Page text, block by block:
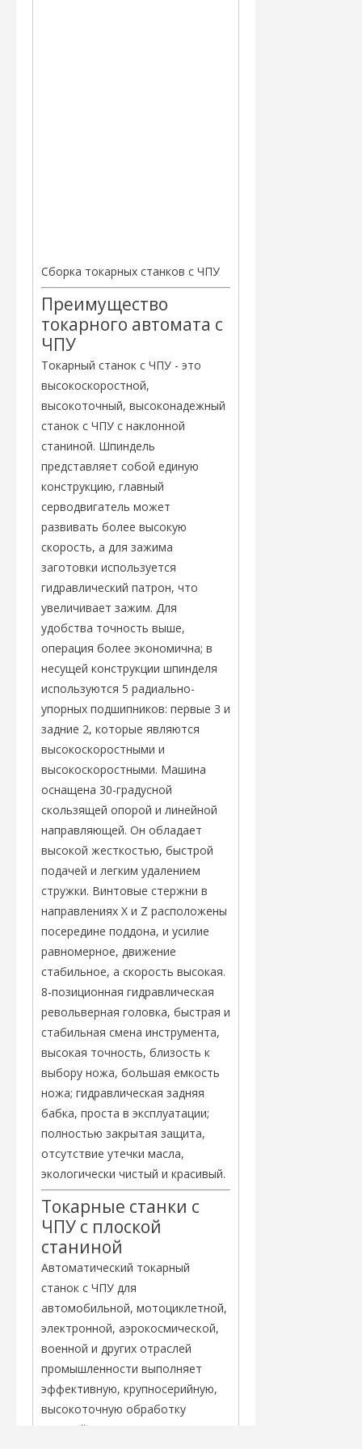
Сборка токарных станков с ЧПУ
Преимущество
токарного автомата с
ЧПУ
Токарный станок с ЧПУ - это
высокоскоростной,
высокоточный, высоконадежный
станок с ЧПУ с наклонной
станиной. Шпиндель
представляет собой единую
конструкцию, главный
серводвигатель может
развивать более высокую
скорость, а для зажима
заготовки используется
гидравлический патрон, что
увеличивает зажим. Для
удобства точность выше,
операция более экономична; в
несущей конструкции шпинделя
используются 5 радиально-
упорных подшипников: первые 3 и
задние 2, которые являются
высокоскоростными и
высокоскоростными. Машина
оснащена 30-градусной
скользящей опорой и линейной
направляющей. Он обладает
высокой жесткостью, быстрой
подачей и легким удалением
стружки. Винтовые стержни в
направлениях X и Z расположены
посередине поддона, и усилие
равномерное, движение
стабильное, а скорость высокая.
8-позиционная гидравлическая
револьверная головка, быстрая и
стабильная смена инструмента,
высокая точность, близость к
выбору ножа, большая емкость
ножа; гидравлическая задняя
бабка, проста в эксплуатации;
полностью закрытая защита,
отсутствие утечки масла,
экологически чистый и красивый.
Токарные станки с
ЧПУ с плоской
станиной
Автоматический токарный
станок с ЧПУ для
автомобильной, мотоциклетной,
электронной, аэрокосмической,
военной и других отраслей
промышленности выполняет
эффективную, крупносерийную,
высокоточную обработку
деталей кузова.